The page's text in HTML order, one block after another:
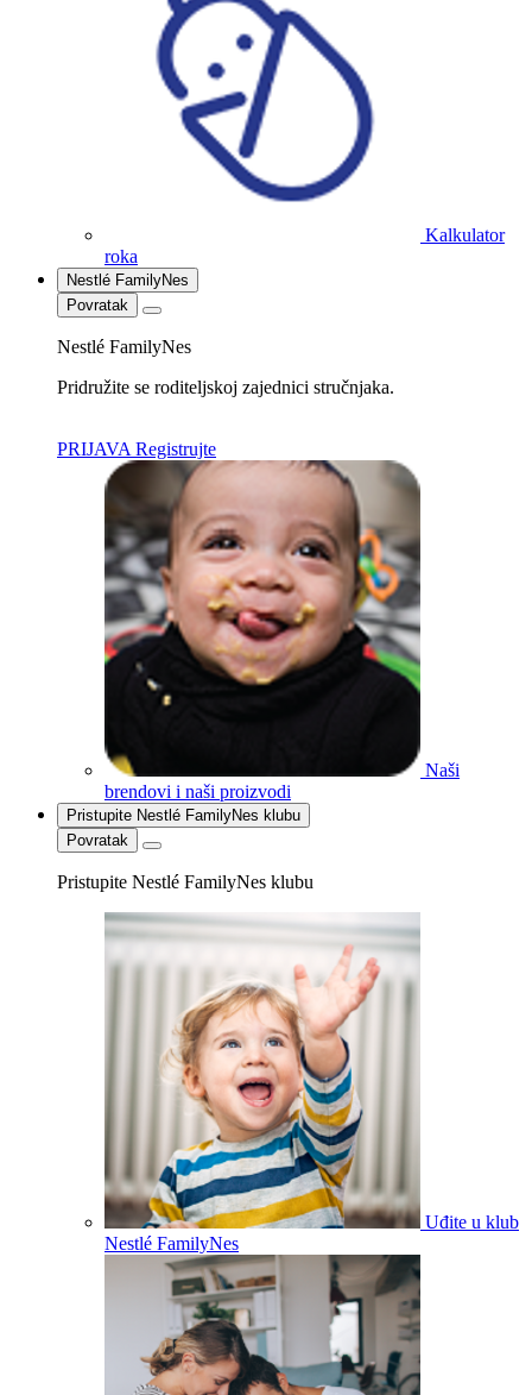
Kalkulator
roka
Nestlé FamilyNes
Povratak
Nestlé FamilyNes
Pridružite se roditeljskoj zajednici stručnjaka.
PRIJAVA Registrujte
Naši
brendovi i naši proizvodi
Pristupite Nestlé FamilyNes klubu
Povratak
Pristupite Nestlé FamilyNes klubu
Uđite u klub
Nestlé FamilyNes